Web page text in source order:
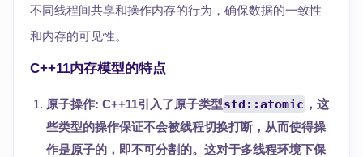
不同线程间共享和操作内存的行为，确保数据的一致性
和内存的可见性。
C++11内存模型的特点
原子操作: C++11引入了原子类型std::atomic ，这
些类型的操作保证不会被线程切换打断，从而使得操
作是原子的，即不可分割的。这对于多线程环境下保